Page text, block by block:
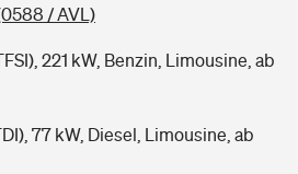
/ AVL)
221 kW, Benzin, Limousine, ab
77 kW, Diesel, Limousine, ab